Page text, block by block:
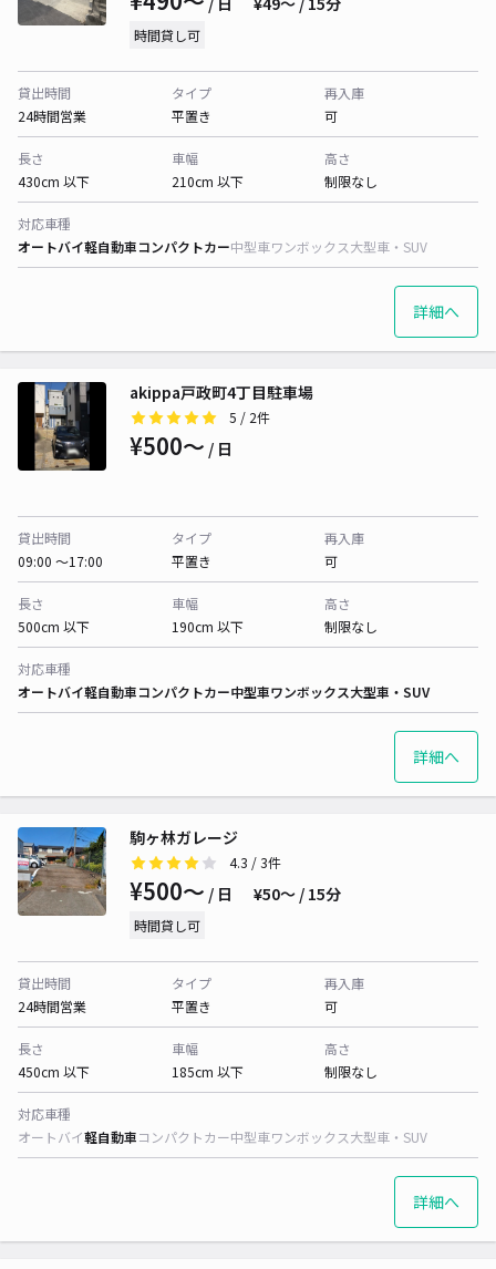
時間貸し可
貸出時間
24時間営業
タイプ
平置き
再入庫
可
長さ
430cm 以下
車幅
210cm 以下
高さ
制限なし
対応車種
オートバイ軽自動車コンパクトカー中型車ワンボックス大型車・SUV
詳細へ
akippa戸政町4丁目駐車場
5 / 2件
¥500〜 / 日
貸出時間
09:00 〜17:00
タイプ
平置き
再入庫
可
長さ
500cm 以下
車幅
190cm 以下
高さ
制限なし
対応車種
オートバイ軽自動車コンパクトカー中型車ワンボックス大型車・SUV
詳細へ
駒ヶ林ガレージ
4.3 / 3件
¥500〜 / 日 ¥50〜 / 15分
時間貸し可
貸出時間
24時間営業
タイプ
平置き
再入庫
可
長さ
450cm 以下
車幅
185cm 以下
高さ
制限なし
対応車種
オートバイ軽自動車コンパクトカー中型車ワンボックス大型車・SUV
詳細へ